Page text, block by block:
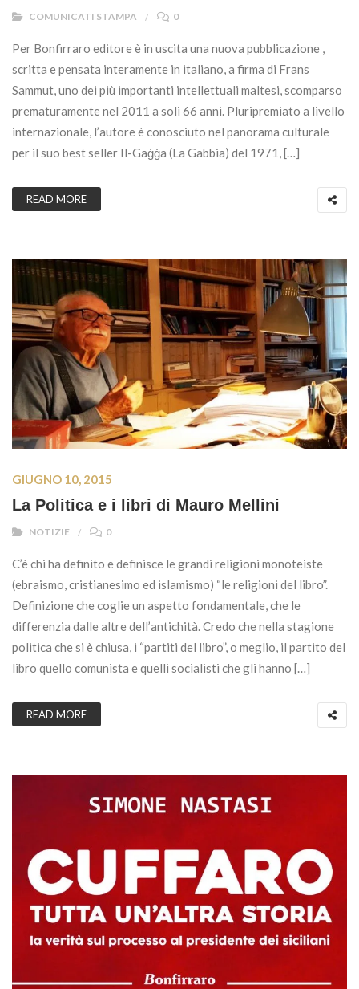
COMUNICATI STAMPA 0
Per Bonfirraro editore è in uscita una nuova pubblicazione ,
scritta e pensata interamente in italiano, a firma di Frans
Sammut, uno dei più importanti intellettuali maltesi, scomparso
prematuramente nel 2011 a soli 66 anni. Pluripremiato a livello
internazionale, l’autore è conosciuto nel panorama culturale
per il suo best seller Il-Gaġġa (La Gabbia) del 1971, […]
READ MORE
GIUGNO 10, 2015
La Politica e i libri di Mauro Mellini
NOTIZIE 0
C’è chi ha definito e definisce le grandi religioni monoteiste
(ebraismo, cristianesimo ed islamismo) “le religioni del libro”.
Definizione che coglie un aspetto fondamentale, che le
differenzia dalle altre dell’antichità. Credo che nella stagione
politica che si è chiusa, i “partiti del libro”, o meglio, il partito del
libro quello comunista e quelli socialisti che gli hanno […]
READ MORE